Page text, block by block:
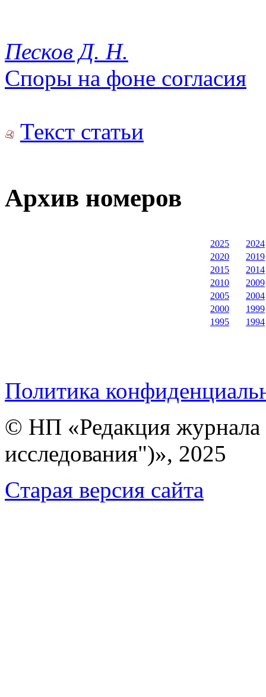
Песков Д. Н.
Споры на фоне согласия
Текст статьи
Архив номеров
2025
2024
2020
2019
2015
2014
2010
2009
2005
2004
2000
1999
1995
1994
Политика
© НП «Редакция
исследования")», 2025
Cтарая версия сайта